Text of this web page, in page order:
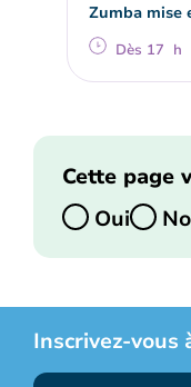
Zumba mise
Dès 17 h
Cette page
Oui
Inscrivez-vous